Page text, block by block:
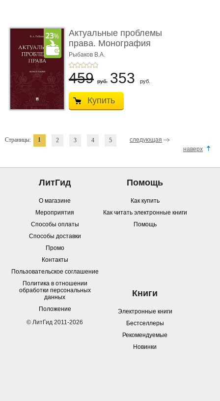
Актуальные проблемы
права. Монография
Рыбаков В.А.
459 руб. 353 руб.
Купить
Страницы: 1 2 3 4 5
следующая
наверх
ЛитГид
О магазине
Мероприятия
Способы оплаты
Способы доставки
Промо
Контакты
Пользовательское соглашение
Политика в отношении
обработки персональных
данных
Положение
© ЛитГид 2011-2026
Помощь
Как купить
Как читать электронные книги
Помощь
Книги
Электронные книги
Бестселлеры
Рекомендуемые
Новинки